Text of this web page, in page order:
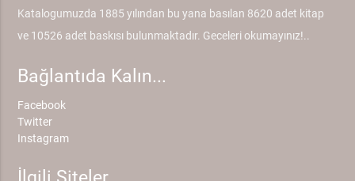
Katalogumuzda 1885 yılından bu yana basılan 8620 adet kitap
ve 10526 adet baskısı bulunmaktadır. Geceleri okumayınız!..
Bağlantıda Kalın...
Facebook
Twitter
Instagram